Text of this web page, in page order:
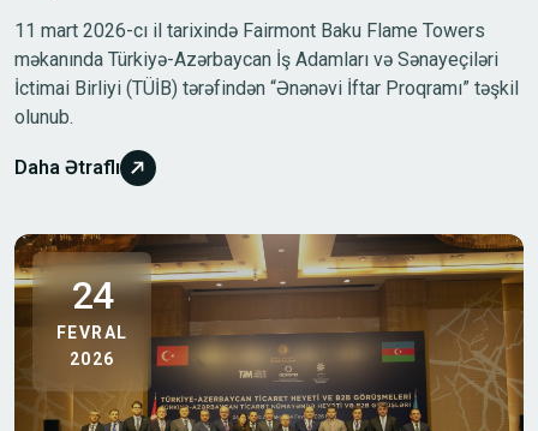
11 mart 2026-cı il tarixində Fairmont Baku Flame Towers
məkanında Türkiyə-Azərbaycan İş Adamları və Sənayeçiləri
İctimai Birliyi (TÜİB) tərəfindən “Ənənəvi İftar Proqramı” təşkil
olunub.
Daha Ətraflı
24
FEVRAL
2026